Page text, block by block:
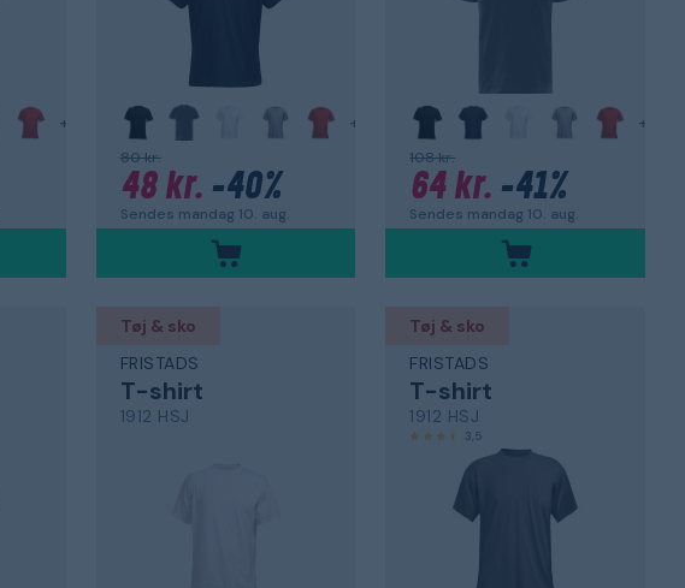
+ +
80 kr.
48 kr.-40%
Sendes mandag 10. aug.
+
108 kr.
64 kr. -41%
Sendes mandag 10. aug.
Tøj & sko
FRISTADS
T-shirt
1912 HSJ
Tøj & sko
FRISTADS
T-shirt
1912 HSJ
3,5